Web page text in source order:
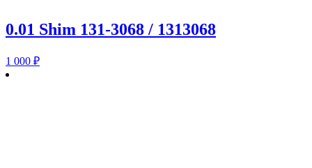
0.01 Shim 131-3068 / 1313068
1 000 ₽